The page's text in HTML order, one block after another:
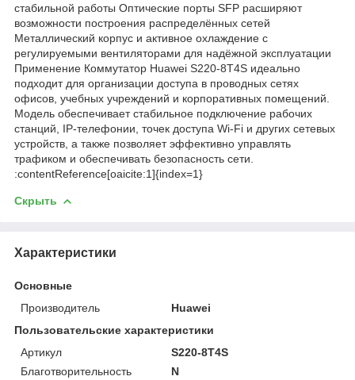
стабильной работы Оптические порты SFP расширяют
возможности построения распределённых сетей
Металлический корпус и активное охлаждение с
регулируемыми вентиляторами для надёжной эксплуатации
Применение Коммутатор Huawei S220-8T4S идеально
подходит для организации доступа в проводных сетях
офисов, учебных учреждений и корпоративных помещений.
Модель обеспечивает стабильное подключение рабочих
станций, IP-телефонии, точек доступа Wi-Fi и других сетевых
устройств, а также позволяет эффективно управлять
трафиком и обеспечивать безопасность сети.
:contentReference[oaicite:1]{index=1}
Скрыть
Характеристики
Основные
Производитель
Huawei
Пользовательские характеристики
Артикул
S220-8T4S
Благотворительность
N